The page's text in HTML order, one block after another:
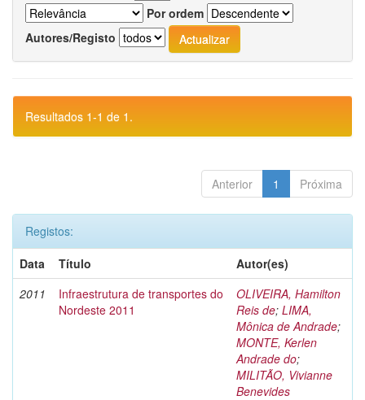
Por ordem
Autores/Registo
Resultados 1-1 de 1.
Anterior 1 Próxima
Registos:
Data
Título
Autor(es)
2011
Infraestrutura de transportes do
Nordeste 2011
OLIVEIRA, Hamilton
Reis de; LIMA,
Mônica de Andrade;
MONTE, Kerlen
Andrade do;
MILITÃO, Vivianne
Benevides